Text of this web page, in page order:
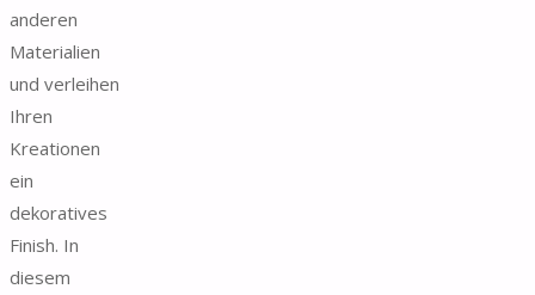
anderen
Materialien
und verleihen
Ihren
Kreationen
ein
dekoratives
Finish. In
diesem